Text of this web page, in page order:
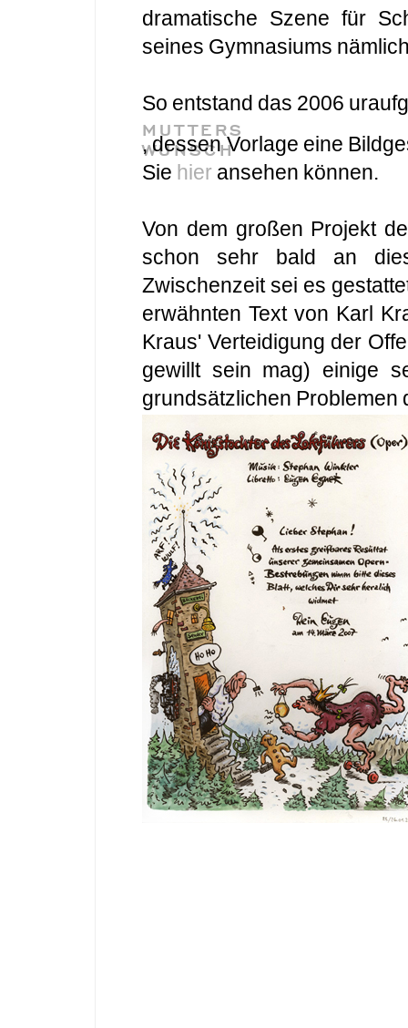
dramatische Szene für
seines Gymnasiums
So entstand das 2006
MUTTERS
WUNSCH
, dessen Vorlage eine
Sie hier ansehen können.
Von dem großen Projekt
schon sehr bald an
Zwischenzeit sei es
erwähnten Text von Karl
Kraus' Verteidigung der
gewillt sein mag) einige
grundsätzlichen Problemen